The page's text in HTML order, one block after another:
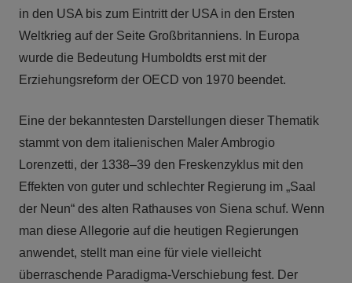
in den USA bis zum Eintritt der USA in den Ersten
Weltkrieg auf der Seite Großbritanniens. In Europa
wurde die Bedeutung Humboldts erst mit der
Erziehungsreform der OECD von 1970 beendet.
Eine der bekanntesten Darstellungen dieser Thematik
stammt von dem italienischen Maler Ambrogio
Lorenzetti, der 1338–39 den Freskenzyklus mit den
Effekten von guter und schlechter Regierung im „Saal
der Neun“ des alten Rathauses von Siena schuf. Wenn
man diese Allegorie auf die heutigen Regierungen
anwendet, stellt man eine für viele vielleicht
überraschende Paradigma-Verschiebung fest. Der